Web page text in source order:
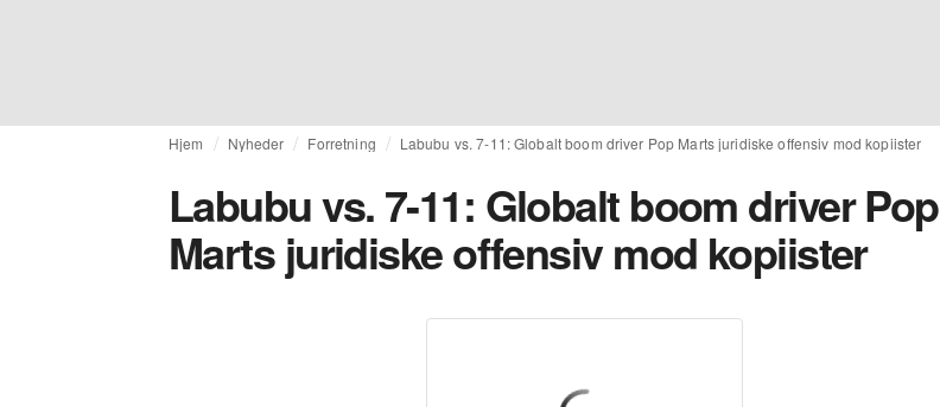
Hjem Nyheder Forretning Labubu vs. 7-11: Globalt boom driver Pop Marts juridiske offensiv mod kopiister
Labubu vs. 7-11: Globalt boom driver Pop
Marts juridiske offensiv mod kopiister